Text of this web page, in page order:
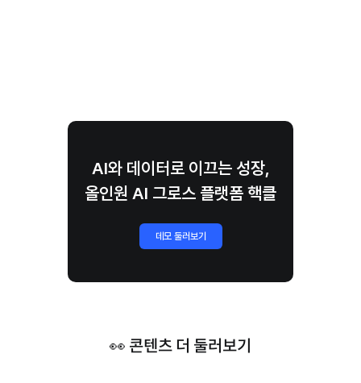
AI와 데이터로 이끄는 성장,
올인원 AI 그로스 플랫폼 핵클
데모 둘러보기
👀 콘텐츠 더 둘러보기